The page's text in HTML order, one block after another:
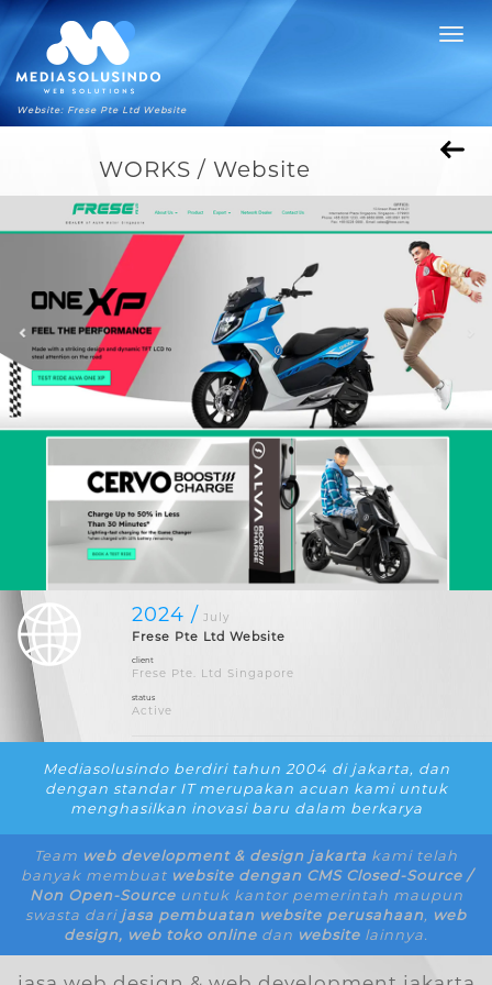
Website: Frese Pte Ltd Website
WORKS / Website
2024 / July
Frese Pte Ltd Website
client
Frese Pte. Ltd Singapore
status
Active
Mediasolusindo berdiri tahun 2004 di jakarta, dan
dengan standar IT merupakan acuan kami untuk
menghasilkan inovasi baru dalam berkarya
Team web development & design jakarta kami telah
banyak membuat website dengan CMS Closed-Source /
Non Open-Sourceuntuk kantor pemerintah maupun
swasta dari jasa pembuatan website perusahaan, web
design, web toko online dan website lainnya.